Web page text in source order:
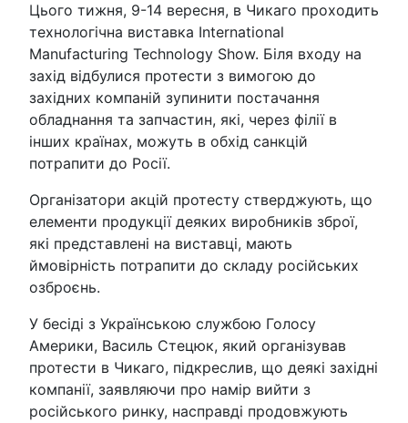
Цього тижня, 9-14 вересня, в Чикаго проходить
технологічна виставка International
Manufacturing Technology Show. Біля входу на
захід відбулися протести з вимогою до
західних компаній зупинити постачання
обладнання та запчастин, які, через філії в
інших країнах, можуть в обхід санкцій
потрапити до Росії.
Організатори акцій протесту стверджують, що
елементи продукції деяких виробників зброї,
які представлені на виставці, мають
ймовірність потрапити до складу російських
озброєнь.
У бесіді з Українською службою Голосу
Америки, Василь Стецюк, який організував
протести в Чикаго, підкреслив, що деякі західні
компанії, заявляючи про намір вийти з
російського ринку, насправді продовжують